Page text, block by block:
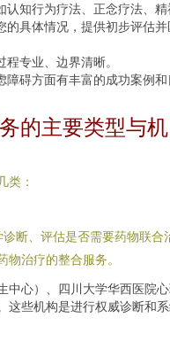
认知行为疗法、正念疗法、精
的具体情况，提供初步评估并
程专业、边界清晰。
障碍方面有丰富的成功案例和
的主要类型与机
类：
断、评估是否需要药物联合
治疗的整合服务。
中心）、四川大学华西医院
这些机构是进行权威诊断和